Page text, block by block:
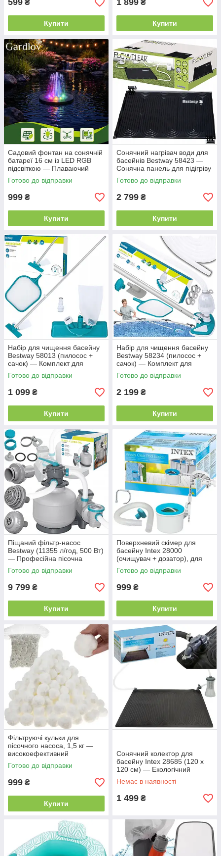
599 ₴
Купити
1 899 ₴
Купити
Садовий фонтан на сонячній
батареї 16 см із LED RGB
підсвіткою — Плаваючий
насос для ставка та басейну,
акумулятор 900 мАг
Готово до відправки
999 ₴
Купити
Сонячний нагрівач води для
басейнів Bestway 58423 —
Сонячна панель для підігріву
басейну (110х171 см), ПВХ
0.9 мм
Готово до відправки
2 799 ₴
Купити
Набір для чищення басейну
Bestway 58013 (пилосос +
сачок) — Комплект для
прибирання дна та поверхні,
збірна штанга 174 см
Готово до відправки
1 099 ₴
Купити
Набір для чищення басейну
Bestway 58234 (пилосос +
сачок) — Комплект для
прибирання дна та поверхні,
алюмінієва штанга 279 см
Готово до відправки
2 199 ₴
Купити
Піщаний фільтр-насос
Bestway (11355 л/год, 500 Вт)
— Професійна пісочна
фільтраційна установка для
басейнів з таймером
Готово до відправки
9 799 ₴
Купити
Поверхневий скімер для
басейну Intex 28000
(очищувач + дозатор), для
каркасних басейнів
Готово до відправки
999 ₴
Купити
Фільтруючі кульки для
пісочного насоса, 1,5 кг —
високоефективний
наповнювач для басейну
Готово до відправки
999 ₴
Купити
Сонячний колектор для
басейну Intex 28685 (120 х
120 см) — Екологічний
килимок-водонагрівач для
підігріву води
Немає в наявності
1 499 ₴